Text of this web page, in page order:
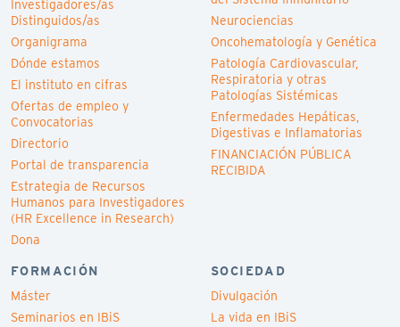
Investigadores/as
Distinguidos/as
Organigrama
Dónde estamos
El instituto en cifras
Ofertas de empleo y
Convocatorias
Directorio
Portal de transparencia
Estrategia de Recursos
Humanos para Investigadores
(HR Excellence in Research)
Dona
Neurociencias
Oncohematología y Genética
Patología Cardiovascular,
Respiratoria y otras
Patologías Sistémicas
Enfermedades Hepáticas,
Digestivas e Inflamatorias
FINANCIACIÓN PÚBLICA
RECIBIDA
FORMACIÓN
Máster
Seminarios en IBiS
SOCIEDAD
Divulgación
La vida en IBiS